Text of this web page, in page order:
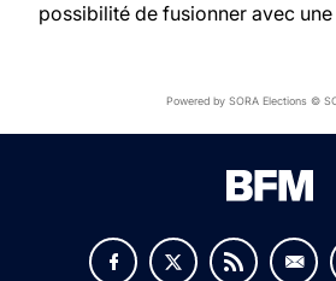
possibilité de fusionner avec
Powered by SORA Elections ©